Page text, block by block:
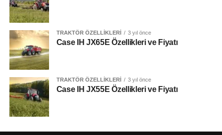
TRAKTÖR ÖZELLIKLERI 3 yıl önce
Case IH JX65E Özellikleri ve Fiyatı
TRAKTÖR ÖZELLIKLERI 3 yıl önce
Case IH JX55E Özellikleri ve Fiyatı